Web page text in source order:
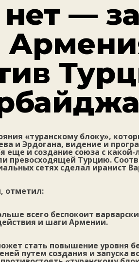
—
«туранскому блоку»,
и Эрдогана, видение и
еще и создание союза с
превосходящей Турцию.
сетях сделал иранист
отметил:
всего беспокоит
и шаги Армении.
стать повышение уровня
путем создания и запуска